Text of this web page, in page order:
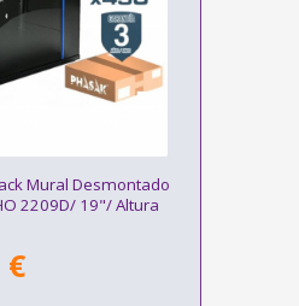
Mural Desmontado
2209D/ 19"/ Altura
€